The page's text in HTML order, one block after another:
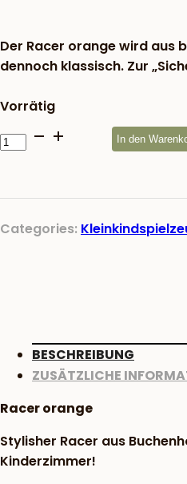
19,83
Der Racer orange wird aus
dennoch klassisch. Zur
Vorrätig
Racer
orange
In den
Categories:
BESCHREIBUNG
ZUSÄTZLICHE
Racer orange
Stylisher Racer aus
Kinderzimmer!